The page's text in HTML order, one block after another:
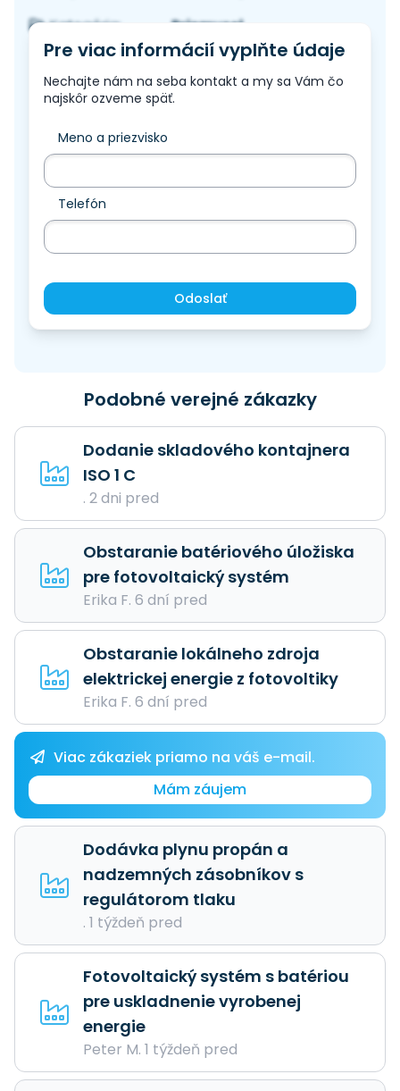
Kategória:
Priemysel
Pre viac informácií vyplňte údaje
Nechajte nám na seba kontakt a my sa Vám čo
najskôr ozveme späť.
Meno a priezvisko
Telefón
Odoslať
Podobné verejné zákazky
Dodanie skladového kontajnera
ISO 1 C
. 2 dni pred
Obstaranie batériového úložiska
pre fotovoltaický systém
Erika F. 6 dní pred
Obstaranie lokálneho zdroja
elektrickej energie z fotovoltiky
Erika F. 6 dní pred
Viac zákaziek priamo na váš e-mail.
Mám záujem
Dodávka plynu propán a
nadzemných zásobníkov s
regulátorom tlaku
. 1 týždeň pred
Fotovoltaický systém s batériou
pre uskladnenie vyrobenej
energie
Peter M. 1 týždeň pred